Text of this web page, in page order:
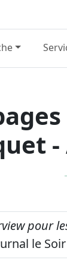
-
pour
le